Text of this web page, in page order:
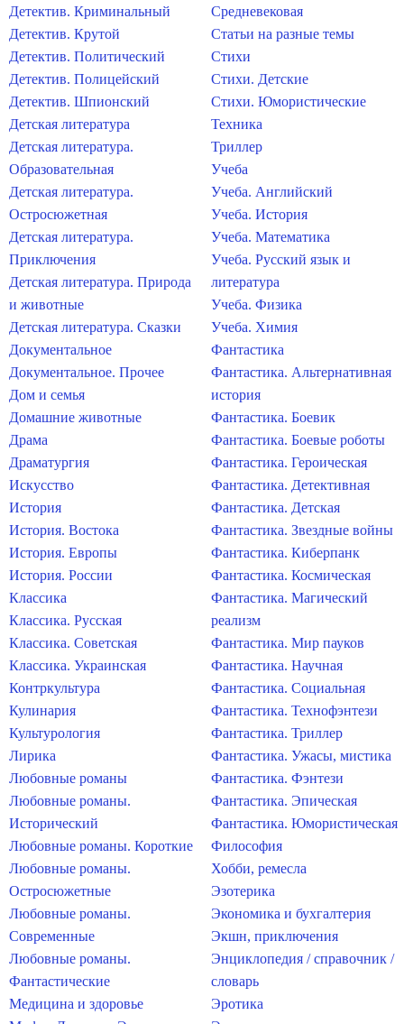
Детектив. Криминальный
Детектив. Крутой
Детектив. Политический
Детектив. Полицейский
Детектив. Шпионский
Детская литература
Детская литература.
Образовательная
Детская литература.
Остросюжетная
Детская литература.
Приключения
Детская литература. Природа
и животные
Детская литература. Сказки
Документальное
Документальное. Прочее
Дом и семья
Домашние животные
Драма
Драматургия
Искусство
История
История. Востока
История. Европы
История. России
Классика
Классика. Русская
Классика. Советская
Классика. Украинская
Контркультура
Кулинария
Культурология
Лирика
Любовные романы
Любовные романы.
Исторический
Любовные романы. Короткие
Любовные романы.
Остросюжетные
Любовные романы.
Современные
Любовные романы.
Фантастические
Медицина и здоровье
Средневековая
Статьи на разные темы
Стихи
Стихи. Детские
Стихи. Юмористические
Техника
Триллер
Учеба
Учеба. Английский
Учеба. История
Учеба. Математика
Учеба. Русский язык и
литература
Учеба. Физика
Учеба. Химия
Фантастика
Фантастика. Альтернативная
история
Фантастика. Боевик
Фантастика. Боевые роботы
Фантастика. Героическая
Фантастика. Детективная
Фантастика. Детская
Фантастика. Звездные войны
Фантастика. Киберпанк
Фантастика. Космическая
Фантастика. Магический
реализм
Фантастика. Мир пауков
Фантастика. Научная
Фантастика. Социальная
Фантастика. Технофэнтези
Фантастика. Триллер
Фантастика. Ужасы, мистика
Фантастика. Фэнтези
Фантастика. Эпическая
Фантастика. Юмористическая
Философия
Хобби, ремесла
Эзотерика
Экономика и бухгалтерия
Экшн, приключения
Энциклопедия / справочник /
словарь
Эротика